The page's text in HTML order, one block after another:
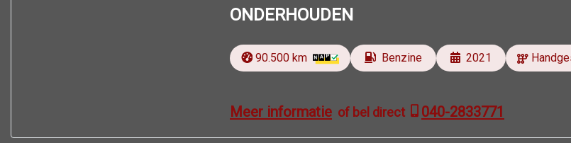
ONDERHOUDEN
90.500 km Benzine 2021
Meer informatie of bel direct 040-2833771